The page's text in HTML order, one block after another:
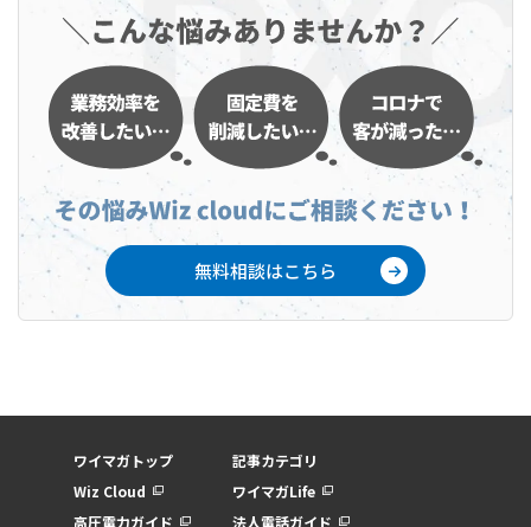
無料相談はこちら
ワイマガトップ
記事カテゴリ
Wiz Cloud
ワイマガLife
高圧電力ガイド
法人電話ガイド